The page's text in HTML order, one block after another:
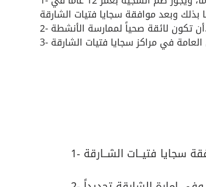
2- أن تكون لائقة صحياً لممارسة الأنشطة.